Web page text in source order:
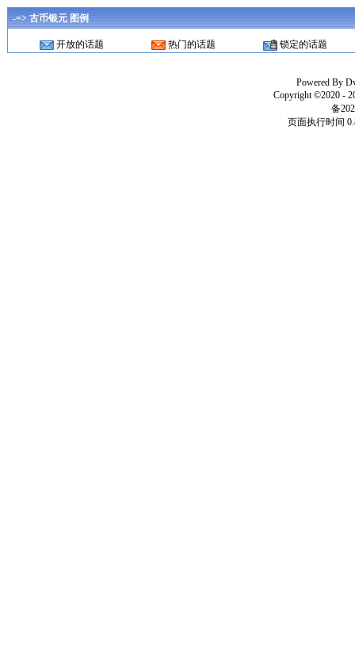
-=> 古币银元 图例
开放的话题 热门的话题 锁定的话题
Powered By
Copyright ©2020 -
备
页面执行时间